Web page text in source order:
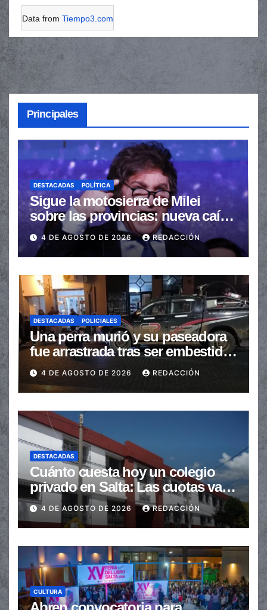
Data from Tiempo3.com
Principales
DESTACADAS POLÍTICA
Sigue la motosierra de Milei
sobre las provincias: nueva caída
de las transferencias no
automáticas
4 DE AGOSTO DE 2026 REDACCIÓN
DESTACADAS POLICIALES
Una perra murió y su paseadora
fue arrastrada tras ser embestidas
en la senda peatonal
4 DE AGOSTO DE 2026 REDACCIÓN
DESTACADAS
Cuánto cuesta hoy un colegio
privado en Salta: Las cuotas van
de $110.000 a más de $600.000
4 DE AGOSTO DE 2026 REDACCIÓN
CULTURA